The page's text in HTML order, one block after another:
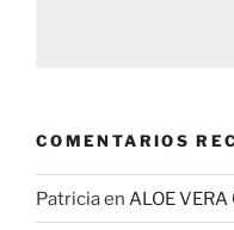
COMENTARIOS
Patriciaen ALOE